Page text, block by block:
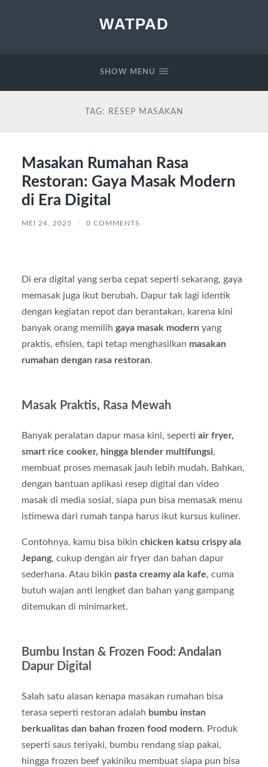
WATPAD
SHOW MENU
TAG: RESEP MASAKAN
Masakan Rumahan Rasa
Restoran: Gaya Masak Modern
di Era Digital
MEI 24, 2025 / 0 COMMENTS
Di era digital yang serba cepat seperti sekarang, gaya
memasak juga ikut berubah. Dapur tak lagi identik
dengan kegiatan repot dan berantakan, karena kini
banyak orang memilih gaya masak modern yang
praktis, efisien, tapi tetap menghasilkan masakan
rumahan dengan rasa restoran.
Masak Praktis, Rasa Mewah
Banyak peralatan dapur masa kini, seperti air fryer,
smart rice cooker, hingga blender multifungsi,
membuat proses memasak jauh lebih mudah. Bahkan,
dengan bantuan aplikasi resep digital dan video
masak di media sosial, siapa pun bisa memasak menu
istimewa dari rumah tanpa harus ikut kursus kuliner.
Contohnya, kamu bisa bikin chicken katsu crispy ala
Jepang, cukup dengan air fryer dan bahan dapur
sederhana. Atau bikin pasta creamy ala kafe, cuma
butuh wajan anti lengket dan bahan yang gampang
ditemukan di minimarket.
Bumbu Instan & Frozen Food: Andalan
Dapur Digital
Salah satu alasan kenapa masakan rumahan bisa
terasa seperti restoran adalah bumbu instan
berkualitas dan bahan frozen food modern. Produk
seperti saus teriyaki, bumbu rendang siap pakai,
hingga frozen beef yakiniku membuat siapa pun bisa